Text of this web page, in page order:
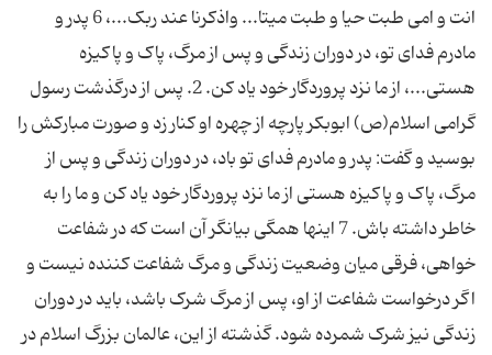
انت و امی طبت حیا و طبت میتا... واذکرنا عند ربک...، 6 پدر و
مادرم فدای تو، در دوران زندگی و پس از مرگ، پاک و پاکیزه
هستی...، از ما نزد پروردگار خود یاد کن. 2. پس از درگذشت رسول
گرامی اسلام(ص) ابوبکر پارچه از چهره او کنار زد و صورت مبارکش را
بوسید و گفت: پدر و مادرم فدای تو باد، در دوران زندگی و پس از
مرگ، پاک و پاکیزه هستی از ما نزد پروردگار خود یاد کن و ما را به
خاطر داشته باش. 7 اینها همگی بیانگر آن است که در شفاعت
خواهی، فرقی میان وضعیت زندگی و مرگ شفاعت کننده نیست و
اگر درخواست شفاعت از او، پس از مرگ شرک باشد، باید در دوران
زندگی نیز شرک شمرده شود. گذشته از این، عالمان بزرگ اسلام در